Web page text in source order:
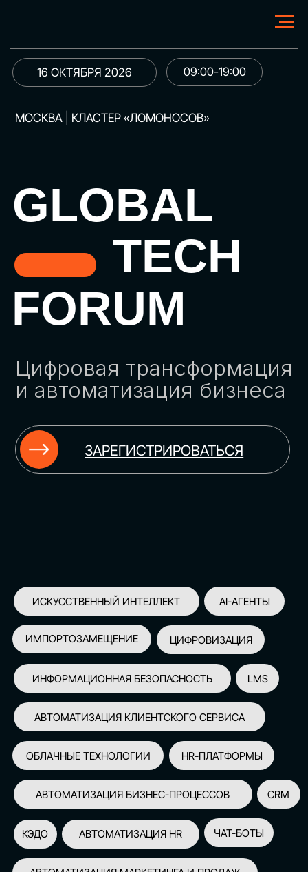
МОСКВА | КЛАСТЕР «ЛОМОНОСОВ»
GLOBAL
TECH
FORUM
Цифровая трансформация
и автоматизация бизнеса
ЗАРЕГИСТРИРОВАТЬСЯ
09:00-19:00
16 ОКТЯБРЯ 2026
ИСКУССТВЕННЫЙ ИНТЕЛЛЕКТ
НЕЙРОСЕТИ ДЛЯ БИЗНЕСА
КЭДО
ЦИФРОВИЗАЦИЯ
АВТОМАТИЗАЦИЯ HR
АВТОМАТИЗАЦИЯ МАРКЕТИНГА И ПРОДАЖ
AI-АССИСТЕНТЫ
ИМПОРТОЗАМЕЩЕНИЕ
СПИКЕРОВ
150+
ПАРТНЕРОВ
100+
УЧАСТНИКОВ
2500+